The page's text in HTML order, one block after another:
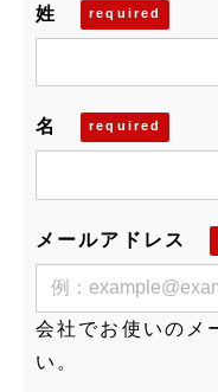
姓
名
メールアドレス
会社でお使いのメ
い。